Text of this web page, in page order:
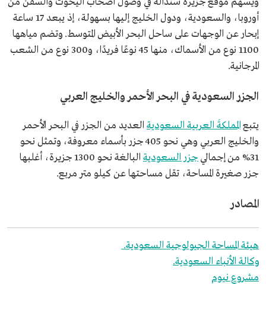
أوروبا، والسعودية، ودول الخليج إليها بسهولة، إذ يبعد 17 ساعة
إبحار عن الوجهات على ساحل البحر الأبيض المتوسط. وتضم مياهها
1100 نوع من الأسماك، منها 45 نوعًا فريدًا، و300 نوع من الشعب
المرجانية.
الجزر السعودية في البحر الأحمر والخليج العربي
يتبعالمملكةَ العربية السعودية العديد من الجزر في البحر الأحمر
والخليج العربي وهي نحو 405 جزر بأسماء معروفة، وتمثل نحو
31% من إجمالي
جزر السعودية
البالغة نحو 1300 جزيرة، أغلبها
جزر صغيرة المساحة، تقل مساحتها عن كيلو متر مربع.
المصادر
هيئة المساحة الجيولوجية السعودية.
وكالة الأنباء السعودية.
مشروع نيوم